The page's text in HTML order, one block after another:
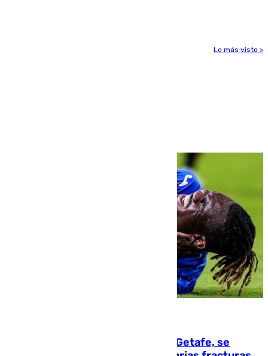
Lo más visto >
Christantus Uche, delantero del Getafe, se